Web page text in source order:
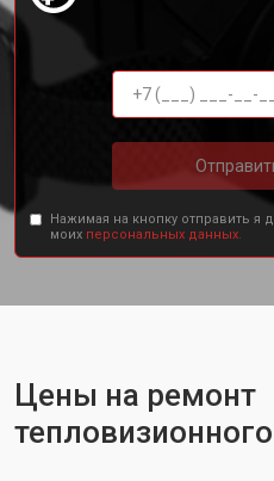
Нажимая на кнопку отправить я
моих персональных данных.
Цены на ремонт